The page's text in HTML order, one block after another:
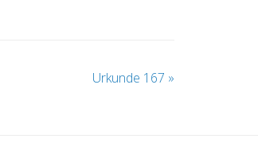
Urkunde 167 »